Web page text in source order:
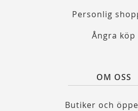
Personlig
Ångra köp
OM OSS
Butiker och